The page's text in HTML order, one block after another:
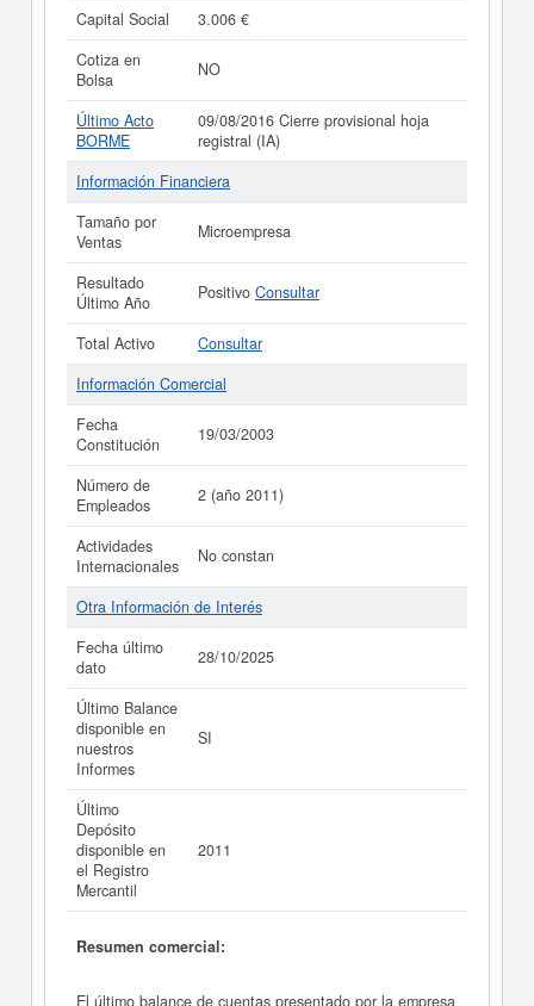
Capital Social
3.006 €
Cotiza en
Bolsa
NO
Último Acto
BORME
09/08/2016 Cierre provisional hoja
registral (IA)
Información Financiera
Tamaño por
Ventas
Microempresa
Resultado
Último Año
Positivo Consultar
Total Activo
Consultar
Información Comercial
Fecha
Constitución
19/03/2003
Número de
Empleados
2 (año 2011)
Actividades
Internacionales
No constan
Otra Información de Interés
Fecha último
dato
28/10/2025
Último Balance
disponible en
nuestros
Informes
SI
Último
Depósito
disponible en
el Registro
Mercantil
2011
Resumen comercial:
El último balance de cuentas presentado por la empresa